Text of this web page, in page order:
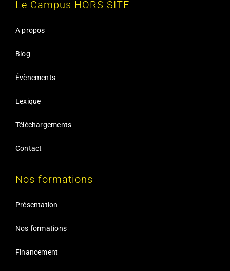
Le Campus HORS SITE
A propos
Blog
Évènements
Lexique
Téléchargements
Contact
Nos formations
Présentation
Nos formations
Financement